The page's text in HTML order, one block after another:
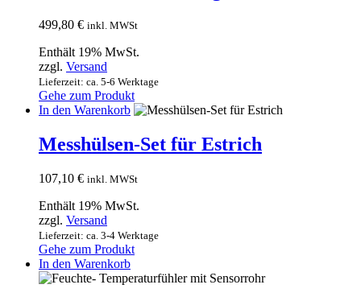
499,80 € inkl. MWSt
Enthält 19% MwSt.
zzgl. Versand
Lieferzeit: ca. 5-6 Werktage
Gehe zum Produkt
In den Warenkorb
Messhülsen-Set für Estrich
107,10 € inkl. MWSt
Enthält 19% MwSt.
zzgl. Versand
Lieferzeit: ca. 3-4 Werktage
Gehe zum Produkt
In den Warenkorb